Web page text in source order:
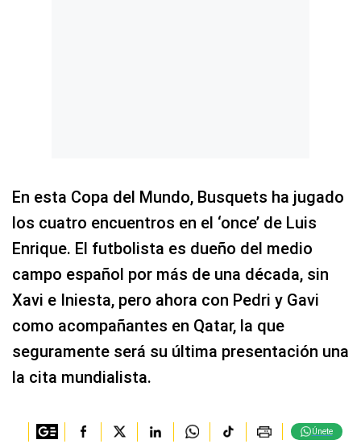
En esta Copa del Mundo, Busquets ha jugado
los cuatro encuentros en el ‘once’ de Luis
Enrique. El futbolista es dueño del medio
campo español por más de una década, sin
Xavi e Iniesta, pero ahora con Pedri y Gavi
como acompañantes en Qatar, la que
seguramente será su última presentación una
la cita mundialista.
Únete